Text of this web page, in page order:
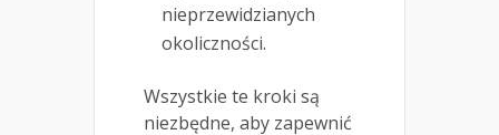
nieprzewidzianych
okoliczności.
Wszystkie te kroki są
niezbędne, aby zapewnić